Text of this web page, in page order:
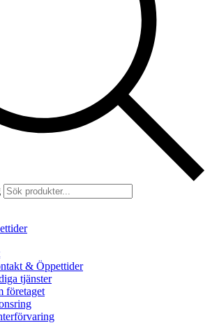
& Öppettider
tjänster
företaget